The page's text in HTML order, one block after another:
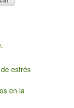
estrés
en la